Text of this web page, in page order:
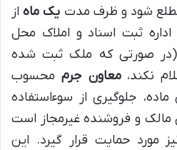
شود و ظرف مدت یک ماهاز
اداره ثبت اسناد و املاک محل
صورتی که ملک ثبت شده
نکند،معاون جرم محسوب
جلوگیری از سوءاستفاده
مالک و فروشنده غیرمجاز است
مورد حمایت قرار گیرد. این